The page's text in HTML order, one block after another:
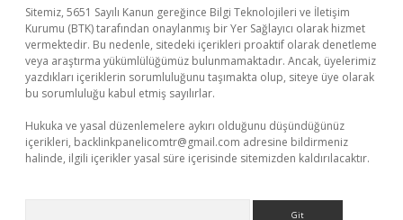
Sitemiz, 5651 Sayılı Kanun gereğince Bilgi Teknolojileri ve İletişim
Kurumu (BTK) tarafından onaylanmış bir Yer Sağlayıcı olarak hizmet
vermektedir. Bu nedenle, sitedeki içerikleri proaktif olarak denetleme
veya araştırma yükümlülüğümüz bulunmamaktadır. Ancak, üyelerimiz
yazdıkları içeriklerin sorumluluğunu taşımakta olup, siteye üye olarak
bu sorumluluğu kabul etmiş sayılırlar.
Hukuka ve yasal düzenlemelere aykırı olduğunu düşündüğünüz
içerikleri, backlinkpanelicomtr@gmail.com adresine bildirmeniz
halinde, ilgili içerikler yasal süre içerisinde sitemizden kaldırılacaktır.